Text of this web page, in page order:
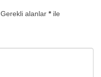
Gerekli alanlar *ile